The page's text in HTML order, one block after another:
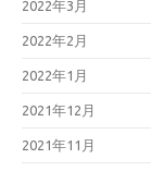
2022年3月
2022年2月
2022年1月
2021年12月
2021年11月